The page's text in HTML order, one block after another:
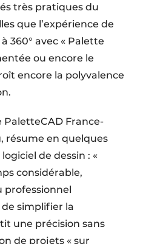
très pratiques du
que l’expérience de
360° avec « Palette
ou encore le
encore la polyvalence
PaletteCAD France-
résume en quelques
de dessin : «
considérable,
professionnel
simplifier la
une précision sans
de projets « sur